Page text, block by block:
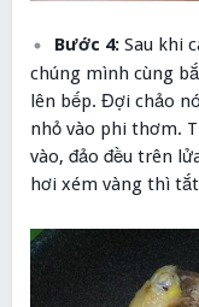
Bước 4: Sau khi
chúng mình cùng
lên bếp. Đợi chảo
nhỏ vào phi thơm.
vào, đảo đều trên
hơi xém vàng thì